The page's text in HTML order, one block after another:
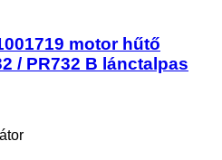
motor hűtő
/ PR732 B lánctalpas